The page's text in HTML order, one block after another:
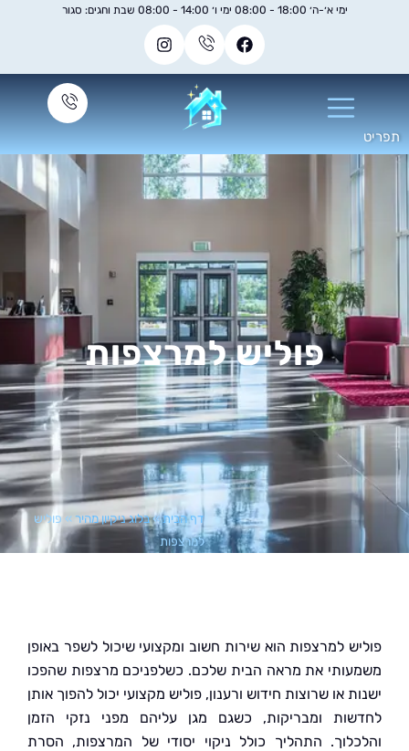
פוליש למרצפות
דף הבית »בלוג ניקיון מהיר»פוליש
למרצפות
למרצפות הוא שירות חשוב ומקצועי שיכול לשפר באופן
את מראה הבית שלכם. כשלפניכם מרצפות שהפכו
או שרוצות חידוש ורענון, פוליש מקצועי יכול להפוך אותן
ומבריקות, כשגם מגן עליהם מפני נזקי הזמן
התהליך כולל ניקוי יסודי של המרצפות, הסרת